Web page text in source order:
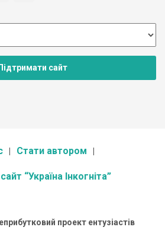
сайт
Стати автором
“Україна Інкогніта”
проект ентузіастів